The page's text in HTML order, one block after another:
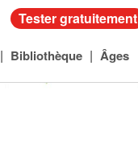
Tester gratuitement
| Bibliothèque | Âges